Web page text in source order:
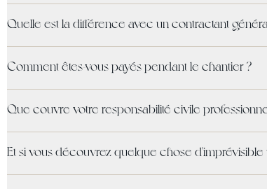
Quelle est la différence avec un contractant
Comment êtes-vous payés pendant le chantier ?
Que couvre votre responsabilité civile
Et si vous découvrez quelque chose